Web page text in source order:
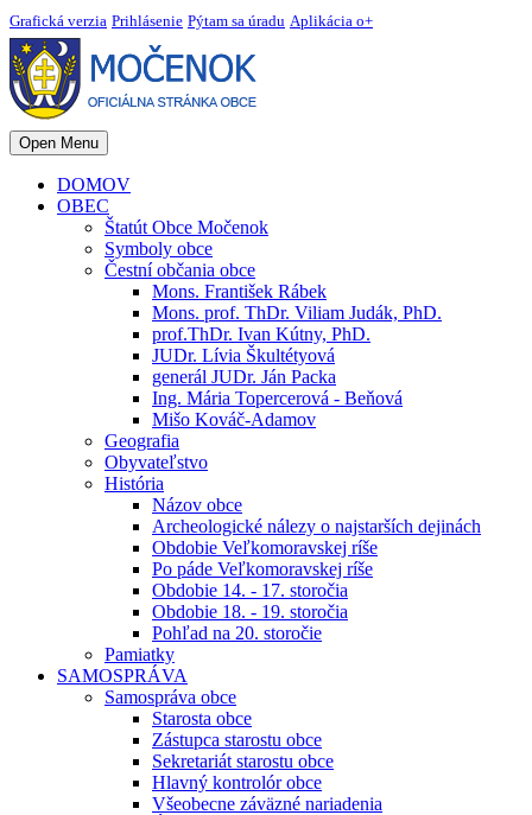
Grafická verzia Prihlásenie Pýtam sa úradu Aplikácia o+
Open Menu
DOMOV
OBEC
Štatút Obce Močenok
Symboly obce
Čestní občania obce
Mons. František Rábek
Mons. prof. ThDr. Viliam Judák, PhD.
prof.ThDr. Ivan Kútny, PhD.
JUDr. Lívia Škultétyová
generál JUDr. Ján Packa
Ing. Mária Topercerová - Beňová
Mišo Kováč-Adamov
Geografia
Obyvateľstvo
História
Názov obce
Archeologické nálezy o najstarších dejinách
Obdobie Veľkomoravskej ríše
Po páde Veľkomoravskej ríše
Obdobie 14. - 17. storočia
Obdobie 18. - 19. storočia
Pohľad na 20. storočie
Pamiatky
SAMOSPRÁVA
Samospráva obce
Starosta obce
Zástupca starostu obce
Sekretariát starostu obce
Hlavný kontrolór obce
Všeobecne záväzné nariadenia